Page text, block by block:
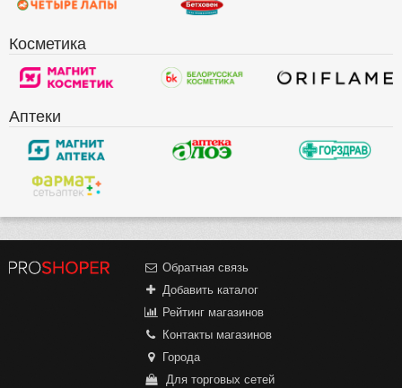
Косметика
Аптеки
Обратная связь
Добавить каталог
Рейтинг магазинов
Контакты магазинов
Города
Для торговых сетей